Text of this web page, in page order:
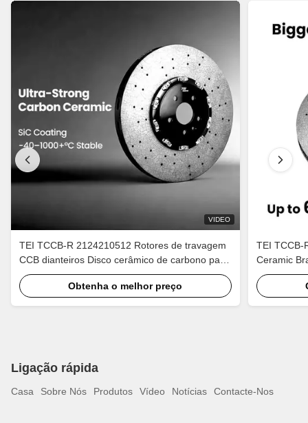
VIDEO
TEI TCCB-R 2124210512 Rotores de travagem
CCB dianteiros Disco cerâmico de carbono para
C63 E63 AMG W211 W204 W212
Obtenha o melhor preço
TEI TCCB-
Ceramic
Camaro
Ligação rápida
Casa Sobre Nós Produtos Vídeo Notícias Contacte-Nos